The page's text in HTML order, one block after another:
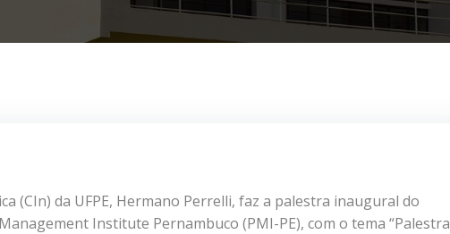
(CIn) da UFPE, Hermano Perrelli, faz a palestra inaugural do
Institute Pernambuco (PMI-PE), com o tema “Palestra